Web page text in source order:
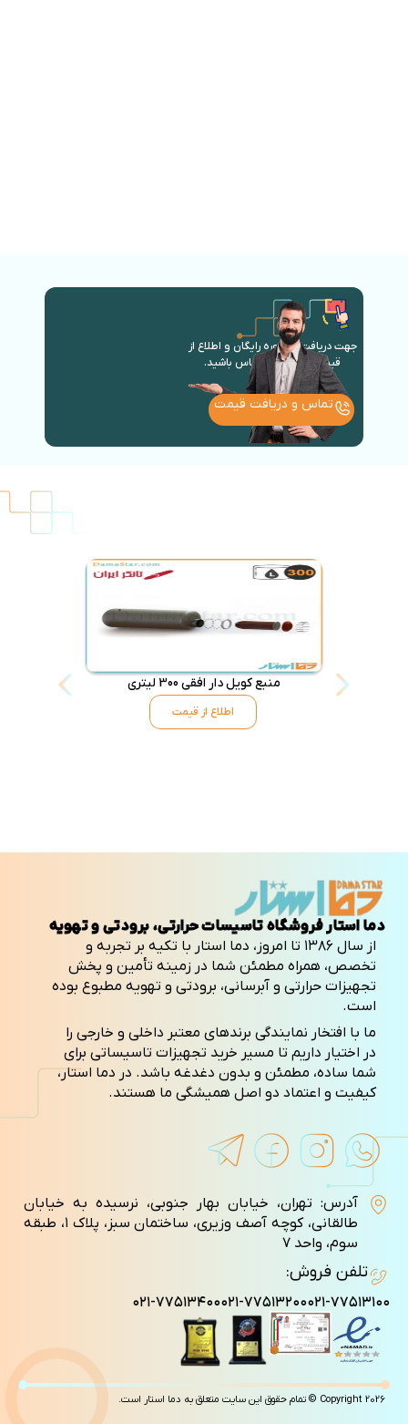
جهت دریافت مشاوره رایگان و اطلاع از
قیمت روز با ما در تماس باشید.
تماس و دریافت قیمت
منبع کویل دار افقی 300 لیتری
اطلاع از قیمت
دما استار فروشگاه تاسیسات حرارتی، برودتی و تهویه
از سال ۱۳۸۶ تا امروز، دما استار با تکیه بر تجربه و
تخصص، همراه مطمئن شما در زمینه تأمین و پخش
تجهیزات حرارتی و آبرسانی، برودتی و تهویه مطبوع بوده
است.
ما با افتخار نمایندگی برندهای معتبر داخلی و خارجی را
در اختیار داریم تا مسیر خرید تجهیزات تاسیساتی برای
شما ساده، مطمئن و بدون دغدغه باشد. در دما استار،
کیفیت و اعتماد دو اصل همیشگی ما هستند.
آدرس: تهران، خیابان بهار جنوبی، نرسیده به خیابان
طالقانی، کوچه آصف وزيری، ساختمان سبز، پلاک ۱، طبقه
سوم، واحد ۷
تلفن فروش:
۰۲۱-۷۷۵۱۳۱۰۰۰۲۱-۷۷۵۱۳۲۰۰۰۲۱-۷۷۵۱۳۴۰۰
Copyright 2026 © تمام حقوق این سایت متعلق به دما استار است.